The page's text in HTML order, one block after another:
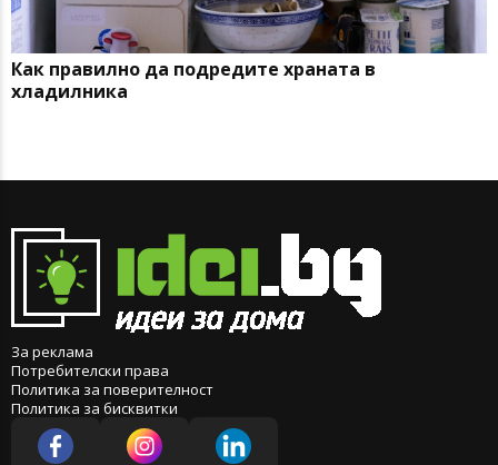
Как правилно да подредите храната в
хладилника
За реклама
Потребителски права
Политика за поверителност
Политика за бисквитки